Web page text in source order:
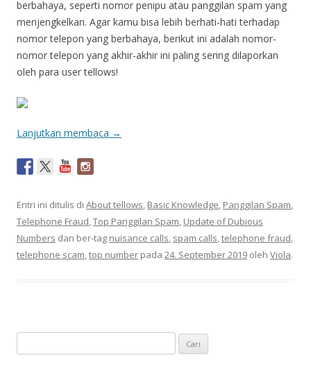
berbahaya, seperti nomor penipu atau panggilan spam yang
menjengkelkan. Agar kamu bisa lebih berhati-hati terhadap
nomor telepon yang berbahaya, berikut ini adalah nomor-
nomor telepon yang akhir-akhir ini paling sering dilaporkan
oleh para user tellows!
Lanjutkan membaca →
Entri ini ditulis di About tellows, Basic Knowledge, Panggilan Spam,
Telephone Fraud,Top Panggilan Spam, Update of Dubious
Numbers dan ber-tag nuisance calls, spam calls,telephone fraud,
telephone scam,top number pada 24. September 2019 oleh Viola.
untuk: